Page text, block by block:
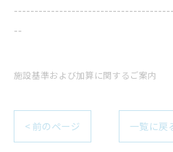
--
施設基準および加算に関するご案内
< 前のページ 一覧に戻